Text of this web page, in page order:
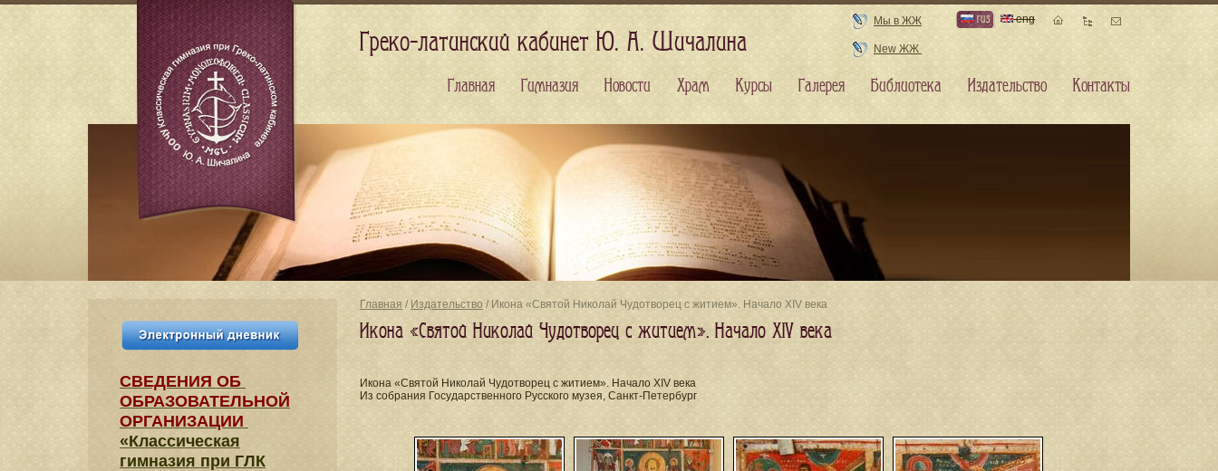
Главная / Издательство / Икона «Святой Николай Чудотворец с житием». Начало XIV века
Икона «Святой Николай Чудотворец с житием». Начало XIV века
Икона «Святой Николай Чудотворец с житием». Начало XIV века
Из собрания Государственного Русского музея, Санкт-Петербург
СВЕДЕНИЯ​ ОБ
ОБРАЗОВАТЕЛЬНОЙ
ОРГАНИЗАЦИИ
«Классическая
гимназия при ГЛК
Греко-латинский кабинет Ю. А. Шичалина
Мы в ЖЖ
New ЖЖ
rus eng
Главная Гимназия Новости Храм Курсы Галерея Библиотека Издательство Контакты